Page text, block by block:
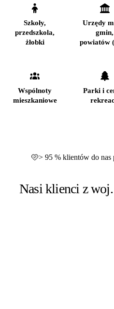
Szkoły,
przedszkola,
żłobki
Urzędy
gmin,
powiatów
Wspólnoty
mieszkaniowe
Parki i
> 95 % klientów do nas
Nasi klienci z